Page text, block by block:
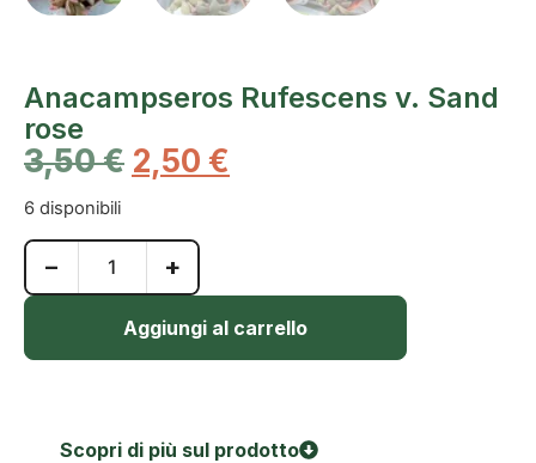
Anacampseros Rufescens v. Sand
rose
3,50€ 2,50 €
6 disponibili
− +
Aggiungi al carrello
Scopri di più sul prodotto